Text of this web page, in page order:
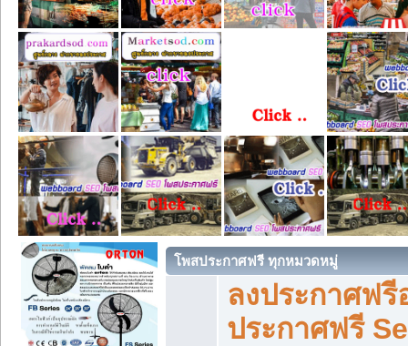
โพสประกาศฟรี ทุกหมวดหมู่
ลงประกาศฟ
ประกาศฟรี